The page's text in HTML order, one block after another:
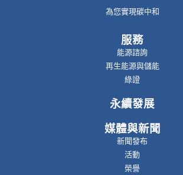
為您實現碳中和
服務
能源諮詢
再生能源與儲能
綠證
永續發展
媒體與新聞
新聞發布
活動
榮譽